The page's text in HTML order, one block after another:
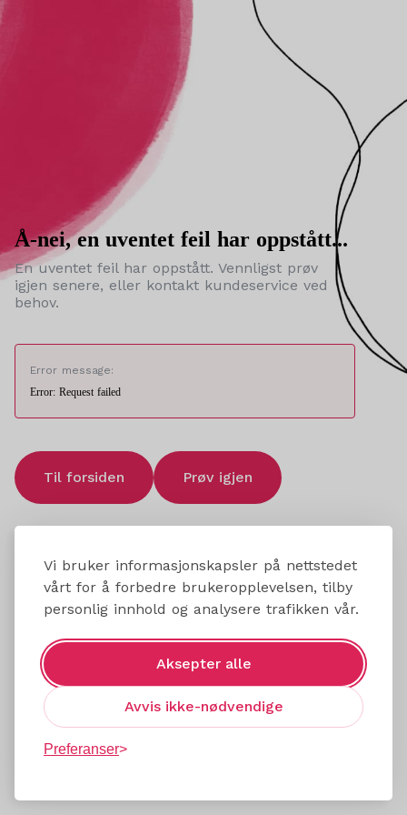
Vi bruker informasjonskapsler på nettstedet
vårt for å forbedre brukeropplevelsen, tilby
personlig innhold og analysere trafikken vår.
Aksepter alle
Avvis ikke-nødvendige
Preferanser
Å-nei, en uventet feil har oppstått...
En uventet feil har oppstått. Vennligst prøv
igjen senere, eller kontakt kundeservice ved
behov.
Error message:
Error: Request failed
Til forsiden Prøv igjen